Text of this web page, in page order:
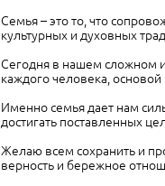
Семья – это то, что
культурных и духовных
Сегодня в нашем сложном
каждого человека, основой
Именно семья дает нам
достигать поставленных
Желаю всем сохранить и
верность и бережное